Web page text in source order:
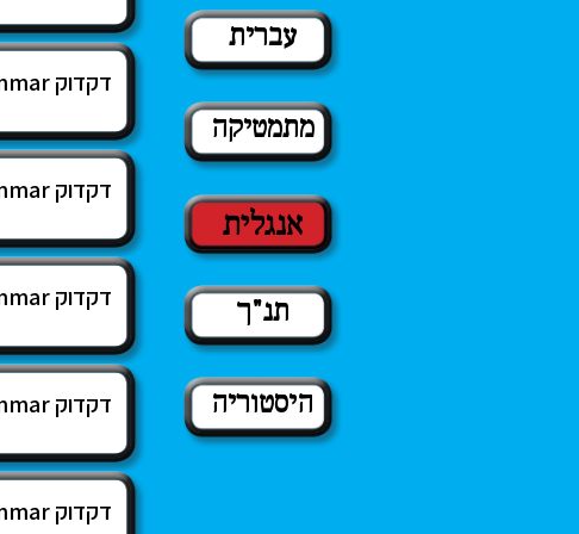
עברית
מתמטיקה
אנגלית
תנ"ך
היסטוריה
דקדוק Grammar
דקדוק Grammar
דקדוק Grammar
דקדוק Grammar
דקדוק Grammar